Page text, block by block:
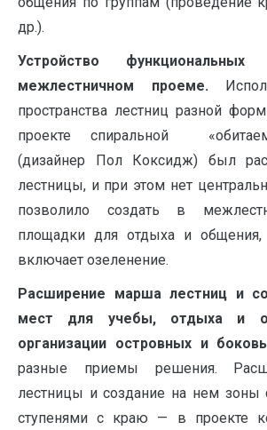
др.).
Устройство
межлестничном проеме.
пространства лестниц разной
проекте спиральной
(дизайнер Пол Коксидж) был
лестницы, и при этом нет
позволило создать в
площадки для отдыха и
включает озеленение.
Расширение марша лестниц и
мест для учебы, отдыха и
организации островных и
разные приемы решения.
лестницы и создание на нем зоны
ступенями с краю — в проекте